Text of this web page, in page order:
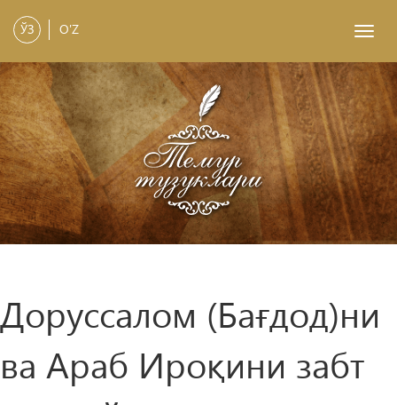
ЎЗ O'Z
Доруссалом (Бағдод)ни
ва Араб Ироқини забт